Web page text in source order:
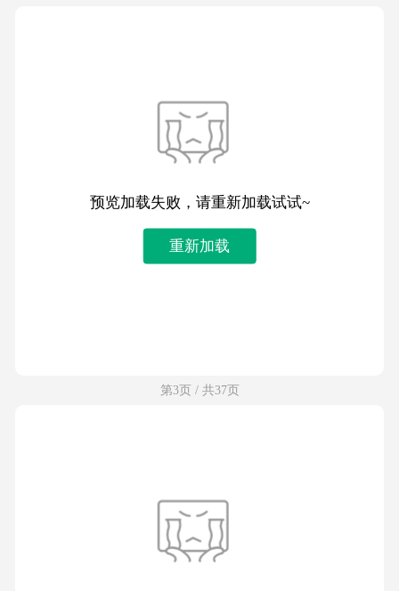
预览加载失败，请重新加载试试~
重新加载
第3页 / 共37页